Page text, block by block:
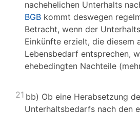
nachehelichen Unterhalts
BGB kommt deswegen
Betracht, wenn der
Einkünfte erzielt, die diesem
Lebensbedarf entsprechen,
ehebedingten Nachteile
21 bb) Ob eine Herabsetzung
Unterhaltsbedarfs nach den